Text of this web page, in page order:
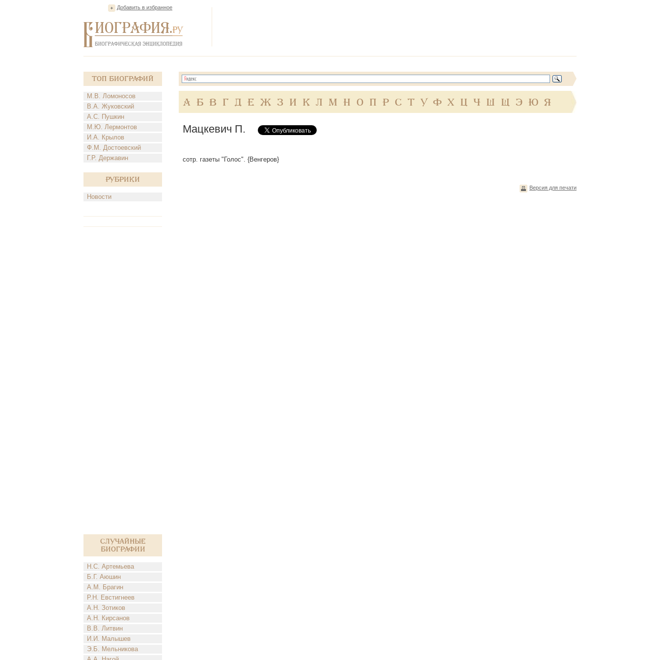
Добавить в избранное
Топ Биографий
М.В. Ломоносов
В.А. Жуковский
А.С. Пушкин
М.Ю. Лермонтов
И.А. Крылов
Ф.М. Достоевский
Г.Р. Державин
Рубрики
Новости
Случайные
биографии
Н.С. Артемьева
Б.Г. Аюшин
А.М. Брагин
Р.Н. Евстигнеев
А.Н. Зотиков
А.Н. Кирсанов
В.В. Литвин
И.И. Малышев
Э.Б. Мельникова
А Б В Г Д Е Ж З И К Л М Н О П Р С Т У Ф Х Ц Ч Ш Щ Э Ю Я
Мацкевич П.
сотр. газеты "Голос". {Венгеров}
Версия для печати